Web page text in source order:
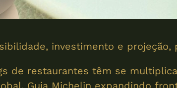
investimento e
de restaurantes têm se
Guia Michelin expandindo